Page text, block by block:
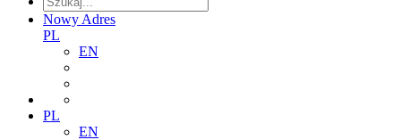
Nowy Adres
PL
EN
PL
EN